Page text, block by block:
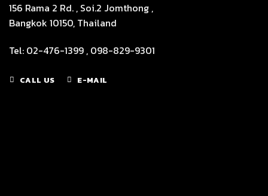
156 Rama 2 Rd. , Soi.2 Jomthong ,
Bangkok 10150, Thailand
Tel: 02-476-1399 , 098-829-9301
CALL US E-MAIL